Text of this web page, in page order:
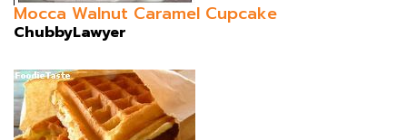
Mocca Walnut Caramel Cupcake
ChubbyLawyer